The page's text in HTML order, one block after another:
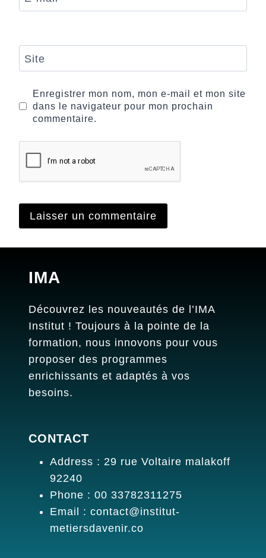
Site
Enregistrer mon nom, mon e-mail et mon site
dans le navigateur pour mon prochain
commentaire.
IMA
Découvrez les nouveautés de l’IMA
Institut ! Toujours à la pointe de la
formation, nous innovons pour vous
proposer des programmes
enrichissants et adaptés à vos
besoins.
CONTACT
Address : 29 rue Voltaire malakoff
92240
Phone : 00 33782311275
Email : contact@institut-
metiersdavenir.co